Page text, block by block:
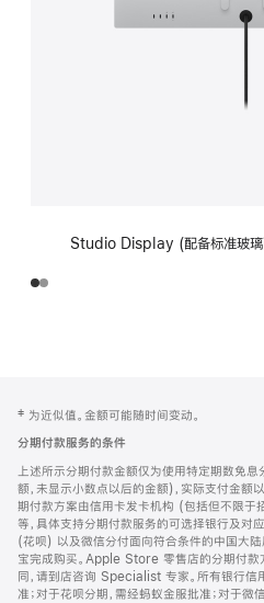
Studio Display (配备标准玻璃
页
页
脚
注
‡ 为近似值。金额可能随时间变动。
分期付款服务的条件
上述所示分期付款金额仅为使用特定期数免
额，未显示小数点以后的金额)，实际支付金额
期付款方案由信用卡发卡机构 (包括但不限于
等，具体支持分期付款服务的可选择银行及对
(花呗) 以及微信分付面向符合条件的中国大
宝完成购买。Apple Store 零售店的分期付
同，请到店咨询 Specialist 专家。所有银行
准；对于花呗分期，需经蚂蚁金服批准；对于微